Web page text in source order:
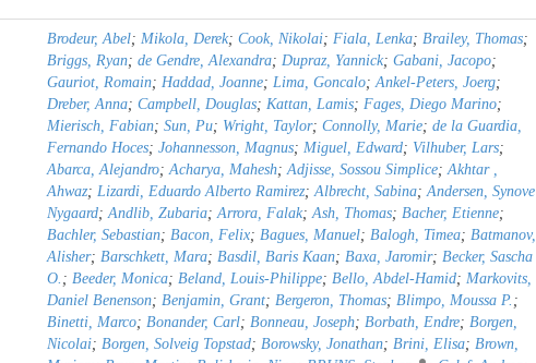
Brodeur, Abel; Mikola, Derek; Cook, Nikolai; Fiala, Lenka; Brailey, Thomas;
Briggs, Ryan; de Gendre, Alexandra; Dupraz, Yannick; Gabani, Jacopo;
Gauriot, Romain; Haddad, Joanne; Lima, Goncalo;Ankel-Peters, Joerg;
Dreber, Anna; Campbell, Douglas; Kattan, Lamis; Fages, Diego Marino;
Mierisch, Fabian; Sun, Pu; Wright, Taylor; Connolly, Marie; de la Guardia,
Fernando Hoces; Johannesson, Magnus; Miguel, Edward; Vilhuber, Lars;
Abarca, Alejandro;Acharya, Mahesh;Adjisse, Sossou Simplice;Akhtar ,
Ahwaz; Lizardi, Eduardo Alberto Ramirez;Albrecht, Sabina;Andersen, Synove
Nygaard;Andlib, Zubaria;Arrora, Falak;Ash, Thomas; Bacher, Etienne;
Bachler, Sebastian; Bacon, Felix; Bagues, Manuel; Balogh, Timea; Batmanov,
Alisher; Barschkett, Mara; Basdil, Baris Kaan; Baxa, Jaromir; Becker, Sascha
O. ; Beeder, Monica; Beland, Louis-Philippe; Bello, Abdel-Hamid; Markovits,
Daniel Benenson; Benjamin, Grant; Bergeron, Thomas; Blimpo, Moussa P. ;
Binetti, Marco; Bonander, Carl; Bonneau, Joseph; Borbath, Endre; Borgen,
Nicolai; Borgen, Solveig Topstad; Borowsky, Jonathan; Brini, Elisa; Brown,